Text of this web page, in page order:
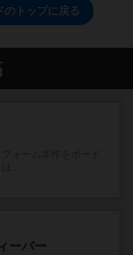
のトップに戻る
ーバー